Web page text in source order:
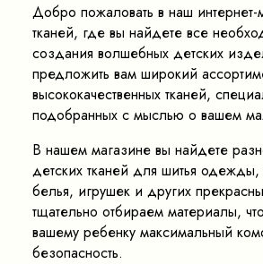
Добро пожаловать в наш интернет-
тканей, где вы найдете все
создания волшебных детских
предложить вам широкий
высококачественных тканей,
подобранных с мыслью о вашем
В нашем магазине вы найдете
детских тканей для шитья одежды,
белья, игрушек и других
тщательно отбираем материалы,
вашему ребенку максимальный
безопасность.